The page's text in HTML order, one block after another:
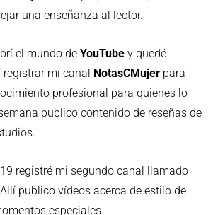
una enseñanza al lector.
el mundo de YouTube y quedé
mi canal NotasCMujer para
profesional para quienes lo
publico contenido de reseñas de
registré mi segundo canal llamado
publico vídeos acerca de estilo de
especiales.